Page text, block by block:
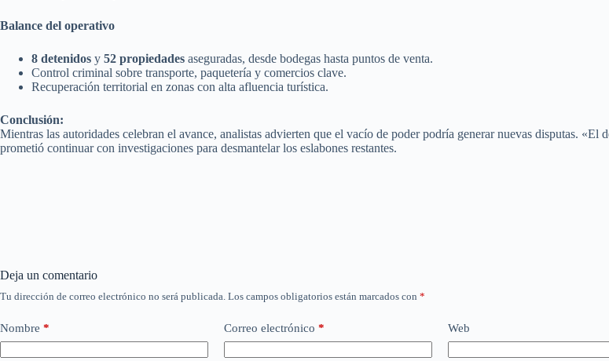
Balance del operativo
8 detenidos y 52 propiedades aseguradas, desde bodegas hasta puntos de venta.
Control criminal sobre transporte, paquetería y comercios clave.
Recuperación territorial en zonas con alta afluencia turística.
Conclusión:
Mientras las autoridades celebran el avance, analistas advierten que el vacío de poder podría generar nuevas disputas.
prometió continuar con investigaciones para desmantelar los eslabones restantes.
Deja un comentario
Tu dirección de correo electrónico no será publicada. Los campos obligatorios están marcados con *
Nombre * Correo electrónico * Web